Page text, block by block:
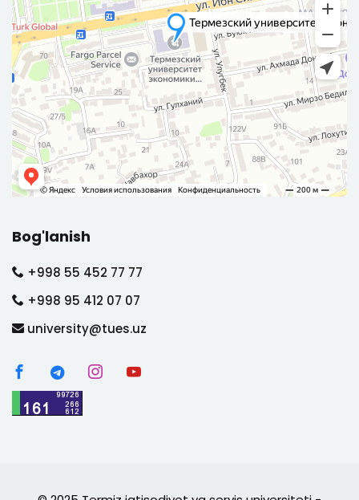
Bog'lanish
+998 55 452 77 77
+998 95 412 07 07
university@tues.uz